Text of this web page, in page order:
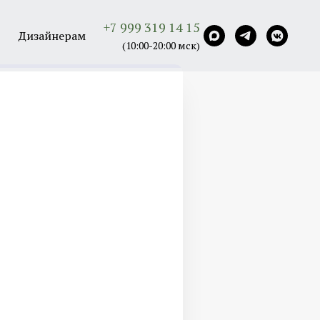
Дизайнерам +7 999 319 14 15
(10:00-20:00 мск)